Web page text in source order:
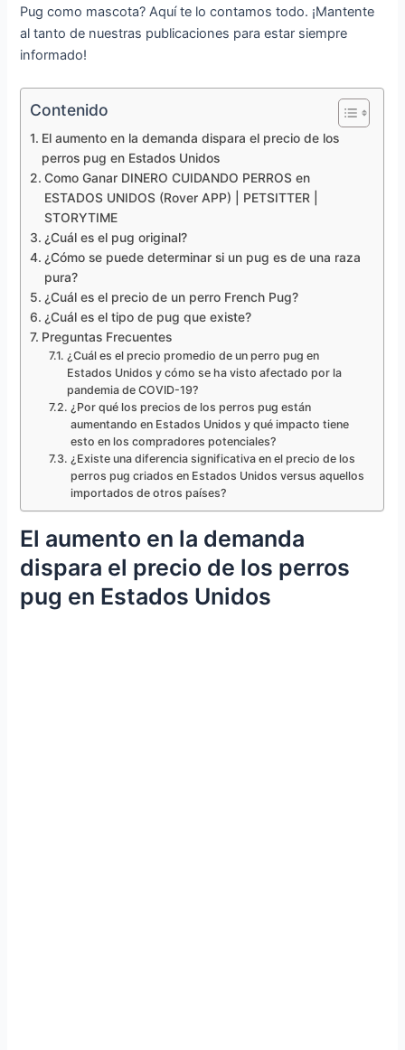
Pug como mascota? Aquí te lo contamos todo. ¡Mantente
al tanto de nuestras publicaciones para estar siempre
informado!
Contenido
El aumento en la demanda dispara el precio de los
perros pug en Estados Unidos
Como Ganar DINERO CUIDANDO PERROS en
ESTADOS UNIDOS (Rover APP) | PETSITTER |
STORYTIME
¿Cuál es el pug original?
¿Cómo se puede determinar si un pug es de una raza
pura?
¿Cuál es el precio de un perro French Pug?
¿Cuál es el tipo de pug que existe?
Preguntas Frecuentes
¿Cuál es el precio promedio de un perro pug en
Estados Unidos y cómo se ha visto afectado por la
pandemia de COVID-19?
¿Por qué los precios de los perros pug están
aumentando en Estados Unidos y qué impacto tiene
esto en los compradores potenciales?
¿Existe una diferencia significativa en el precio de los
perros pug criados en Estados Unidos versus aquellos
importados de otros países?
El aumento en la demanda
dispara el precio de los perros
pug en Estados Unidos